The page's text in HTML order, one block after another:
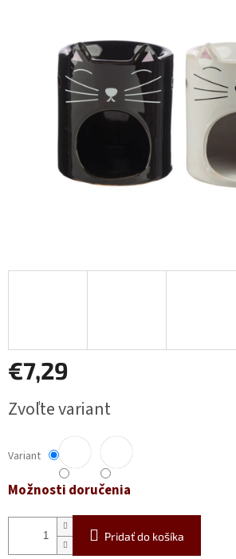
€7,29
cena:
Zvoľte variant
Variant
Možnosti doručenia
Pridať do košíka